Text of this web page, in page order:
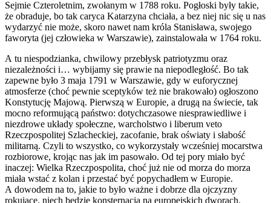
Sejmie Czteroletnim, zwołanym w 1788 roku. Pogłoski były takie,
że obraduje, bo tak caryca Katarzyna chciała, a bez niej nic się u nas
wydarzyć nie może, skoro nawet nam króla Stanisława, swojego
faworyta (jej człowieka w Warszawie), zainstalowała w 1764 roku.
A tu niespodzianka, chwilowy przebłysk patriotyzmu oraz
niezależności i… wybijamy się prawie na niepodległość. Bo tak
zapewne było 3 maja 1791 w Warszawie, gdy w euforycznej
atmosferze (choć pewnie sceptyków też nie brakowało) ogłoszono
Konstytucję Majową. Pierwszą w Europie, a drugą na świecie, tak
mocno reformującą państwo: dotychczasowe niesprawiedliwe i
niezdrowe układy społeczne, warcholstwo i liberum veto
Rzeczpospolitej Szlacheckiej, zacofanie, brak oświaty i słabość
militarną. Czyli to wszystko, co wykorzystały wcześniej mocarstwa
rozbiorowe, krojąc nas jak im pasowało. Od tej pory miało być
inaczej: Wielka Rzeczpospolita, choć już nie od morza do morza
miała wstać z kolan i przestać być popychadłem w Europie.
A dowodem na to, jakie to było ważne i dobrze dla ojczyzny
rokujące, niech będzie konsternacja na europejskich dworach.